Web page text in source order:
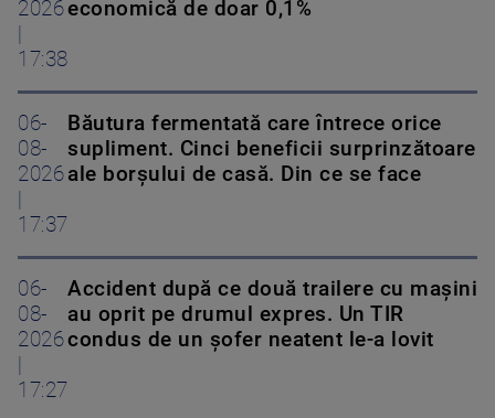
2026
17:38
economică de doar 0,1%
06-
08-
2026
17:37
Băutura fermentată care întrece orice
supliment. Cinci beneficii surprinzătoare
ale borșului de casă. Din ce se face
06-
08-
2026
17:27
Accident după ce două trailere cu mașini
au oprit pe drumul expres. Un TIR
condus de un șofer neatent le-a lovit